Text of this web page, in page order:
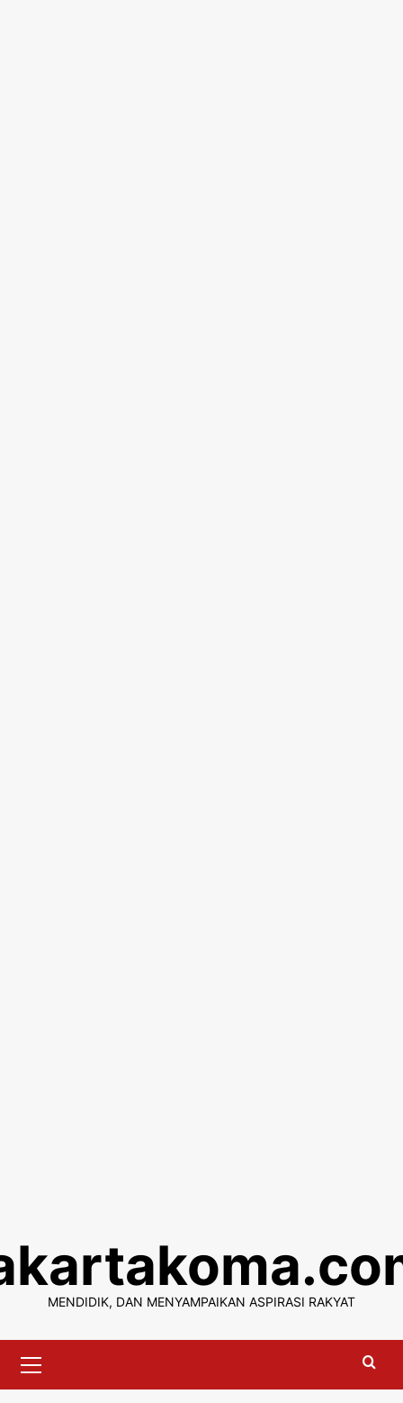
content
MENDIDIK, DAN MENYAMPAIKAN ASPIRASI RAKYAT
Menu